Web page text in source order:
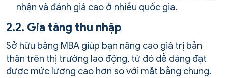
nhận và đánh giá cao ở nhiều quốc gia.
2.2. Gia tăng thu nhập
Sở hữu bằng MBA giúp bạn nâng cao giá trị bản
thân trên thị trường lao động, từ đó dễ dàng đạt
được mức lương cao hơn so với mặt bằng chung.